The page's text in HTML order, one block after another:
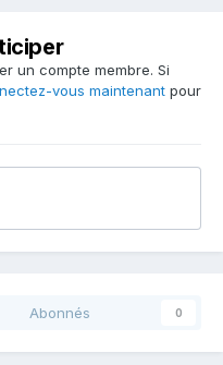
un compte membre. Si
vous maintenant pour
Abonnés 0